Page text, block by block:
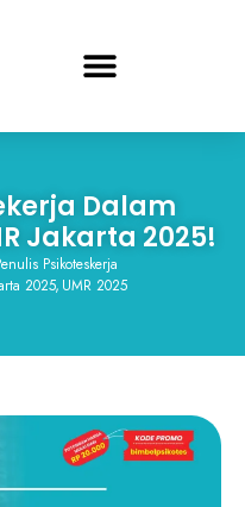
Dalam
Jakarta 2025!
Psikoteskerja
2025, UMR 2025